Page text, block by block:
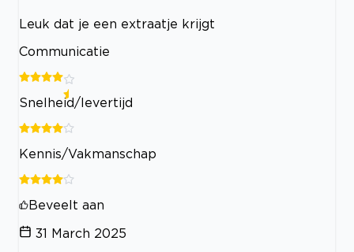
Leuk dat je een extraatje krijgt
Communicatie
Snelheid/levertijd
Kennis/Vakmanschap
Beveelt aan
31 March 2025